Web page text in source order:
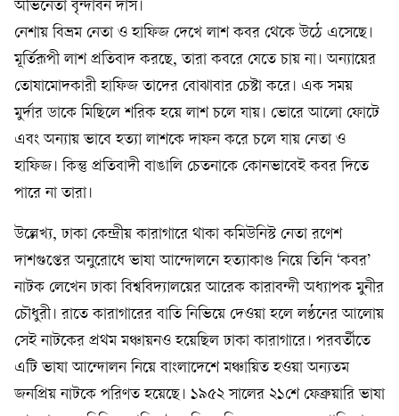
নেশায় বিভ্রম নেতা ও হাফিজ দেখে লাশ কবর থেকে উঠে এসেছে।
মূর্তিরূপী লাশ প্রতিবাদ করছে, তারা কবরে যেতে চায় না। অন্যায়ের
তোষামোদকারী হাফিজ তাদের বোঝাবার চেষ্টা করে। এক সময়
মুর্দার ডাকে মিছিলে শরিক হয়ে লাশ চলে যায়। ভোরে আলো ফোটে
এবং অন্যায় ভাবে হত্যা লাশকে দাফন করে চলে যায় নেতা ও
হাফিজ। কিন্তু প্রতিবাদী বাঙালি চেতনাকে কোনভাবেই কবর দিতে
পারে না তারা।
উল্লেখ্য, ঢাকা কেন্দ্রীয় কারাগারে থাকা কমিউনিস্ট নেতা রণেশ
দাশগুপ্তের অনুরোধে ভাষা আন্দোলনে হত্যাকাণ্ড নিয়ে তিনি ‘কবর’
নাটক লেখেন ঢাকা বিশ্ববিদ্যালয়ের আরেক কারাবন্দী অধ্যাপক মুনীর
চৌধুরী। রাতে কারাগারের বাতি নিভিয়ে দেওয়া হলে লণ্ঠনের আলোয়
সেই নাটকের প্রথম মঞ্চায়নও হয়েছিল ঢাকা কারাগারে। পরবর্তীতে
এটি ভাষা আন্দোলন নিয়ে বাংলাদেশে মঞ্চায়িত হওয়া অন্যতম
জনপ্রিয় নাটকে পরিণত হয়েছে। ১৯৫২ সালের ২১শে ফেব্রুয়ারি ভাষা